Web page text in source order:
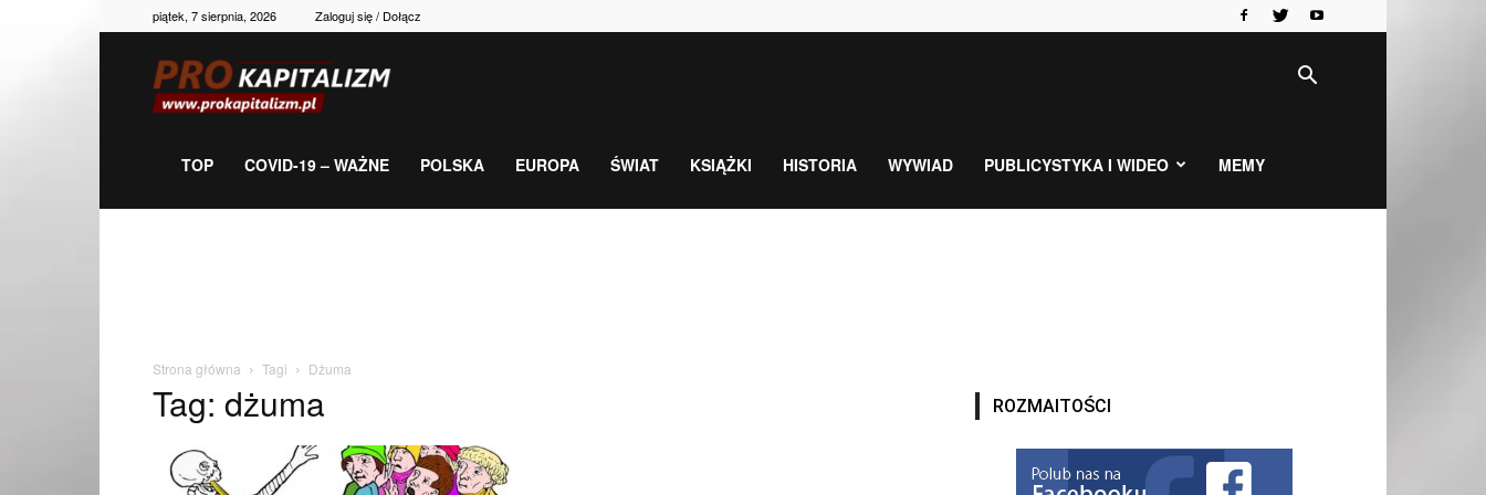
piątek, 7 sierpnia, 2026 Zaloguj się / Dołącz
gospodarka,
TOP COVID-19 – WAŻNE POLSKA EUROPA ŚWIAT KSIĄŻKI HISTORIA WYWIAD PUBLICYSTYKA I WIDEO MEMY
Strona główna Tagi Dżuma
Tag: dżuma ROZMAITOŚCI